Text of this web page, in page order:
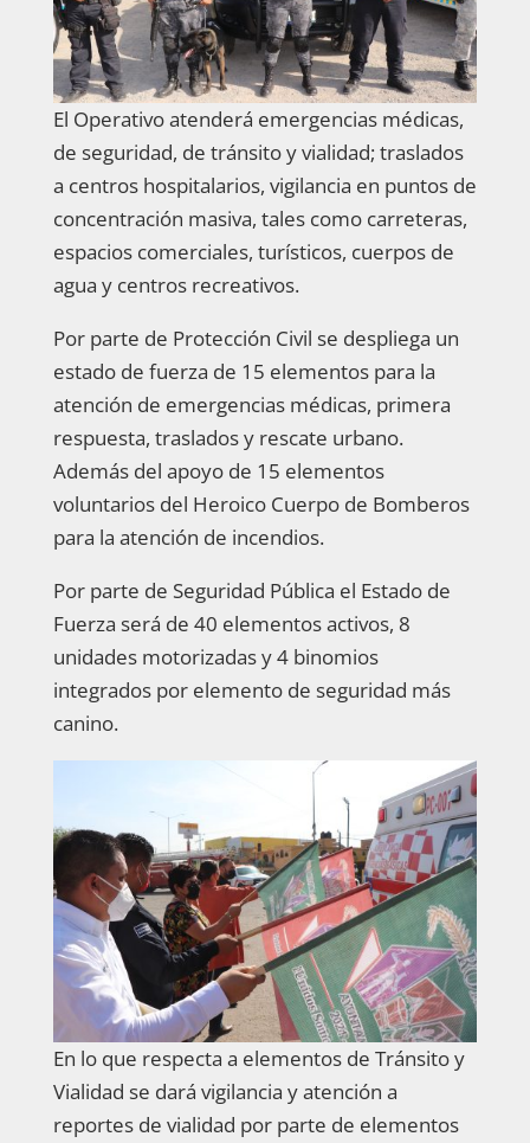
El Operativo atenderá emergencias médicas,
de seguridad, de tránsito y vialidad; traslados
a centros hospitalarios, vigilancia en puntos de
concentración masiva, tales como carreteras,
espacios comerciales, turísticos, cuerpos de
agua y centros recreativos.
Por parte de Protección Civil se despliega un
estado de fuerza de 15 elementos para la
atención de emergencias médicas, primera
respuesta, traslados y rescate urbano.
Además del apoyo de 15 elementos
voluntarios del Heroico Cuerpo de Bomberos
para la atención de incendios.
Por parte de Seguridad Pública el Estado de
Fuerza será de 40 elementos activos, 8
unidades motorizadas y 4 binomios
integrados por elemento de seguridad más
canino.
En lo que respecta a elementos de Tránsito y
Vialidad se dará vigilancia y atención a
reportes de vialidad por parte de elementos